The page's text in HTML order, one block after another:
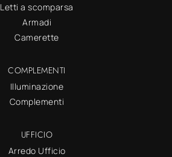
Letti a scomparsa
Armadi
Camerette
COMPLEMENTI
Illuminazione
Complementi
UFFICIO
Arredo Ufficio